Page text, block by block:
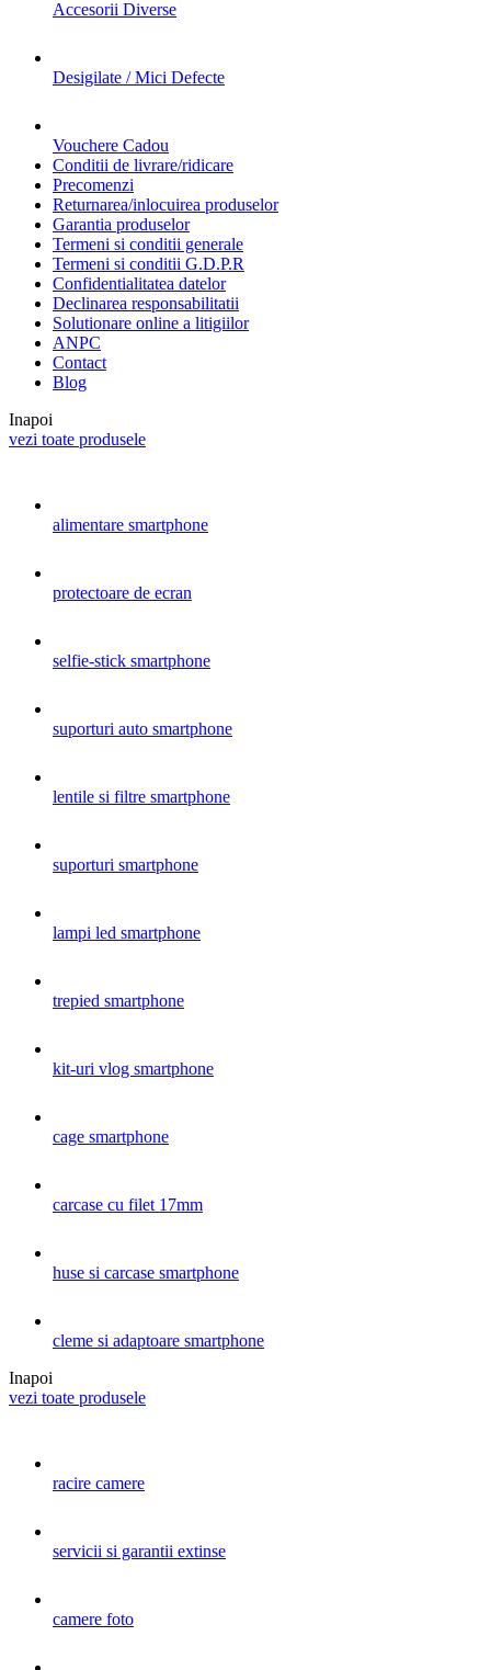
Accesorii Diverse
Desigilate / Mici Defecte
Vouchere Cadou
Conditii de livrare/ridicare
Precomenzi
Returnarea/inlocuirea produselor
Garantia produselor
Termeni si conditii generale
Termeni si conditii G.D.P.R
Confidentialitatea datelor
Declinarea responsabilitatii
Solutionare online a litigiilor
ANPC
Contact
Blog
Inapoi
vezi toate produsele
alimentare smartphone
protectoare de ecran
selfie-stick smartphone
suporturi auto smartphone
lentile si filtre smartphone
suporturi smartphone
lampi led smartphone
trepied smartphone
kit-uri vlog smartphone
cage smartphone
carcase cu filet 17mm
huse si carcase smartphone
cleme si adaptoare smartphone
Inapoi
vezi toate produsele
racire camere
servicii si garantii extinse
camere foto